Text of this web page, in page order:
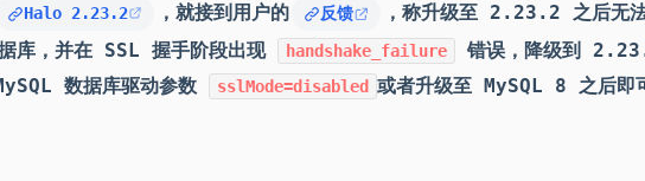
Halo 2.23.2 ，就接到用户的 反馈
，称升级至 2.23.2 之后无
库，并在 SSL 握手阶段出现
handshake_failure
错误，降级到
数据库驱动参数
sslMode=disabled 或者升级至 MySQL 8 之后即